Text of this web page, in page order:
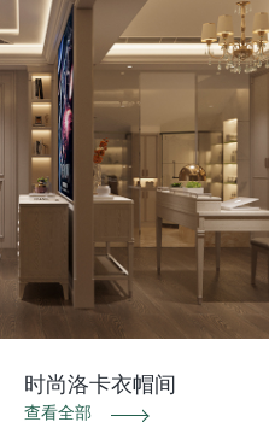
时尚洛卡衣帽间
查看全部